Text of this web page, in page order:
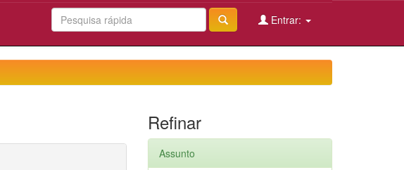
Entrar:
Refinar
Assunto